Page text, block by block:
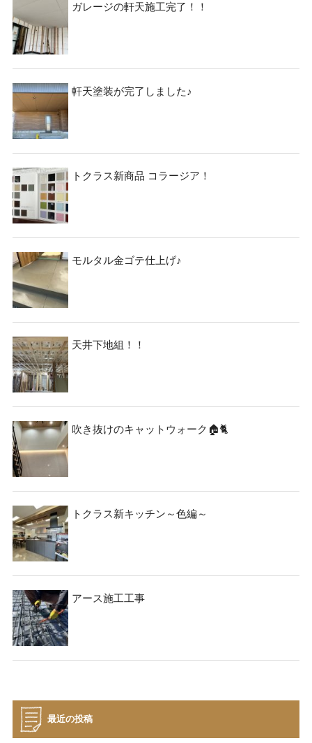
ガレージの軒天施工完了！！
軒天塗装が完了しました♪
トクラス新商品 コラージア！
モルタル金ゴテ仕上げ♪
天井下地組！！
吹き抜けのキャットウォーク🏠🐈
トクラス新キッチン～色編～
アース施工工事
最近の投稿